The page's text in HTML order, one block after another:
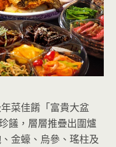
菜佳餚「富貴大盆
饈，層層推疊出圍爐
金蠔、烏參、瑤柱及